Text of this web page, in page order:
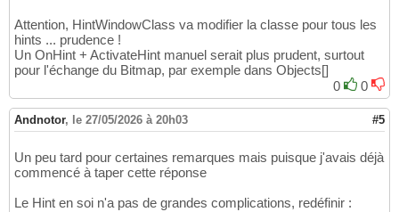
26
27
28
29
31
32
33
34
35
37
{
constructor
begin
inherited Create (AOwner);
  FImage := TImage.Create
(Self);
  FImage.Parent :=
  FImage.Align := alClient;
  FImage.Stretch :=
  FImage.Center :=
True;
  FImage.Proportional :=
Attention, HintWindowClass va modifier la classe pour tous les
hints ... prudence !
Un OnHint + ActivateHint manuel serait plus prudent, surtout
pour l'échange du Bitmap, par exemple dans Objects[]
0
0
Andnotor, le 27/05/2026 à 20h03 #5
Un peu tard pour certaines remarques mais puisque j'avais déjà
commencé à taper cette réponse
Le Hint en soi n'a pas de grandes complications, redéfinir :